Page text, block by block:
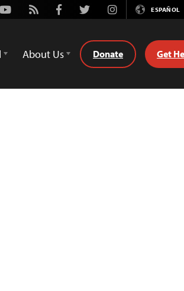
Youtube
Rss FacebookTwitterInstagramESPAÑOL
About Us Donate Get